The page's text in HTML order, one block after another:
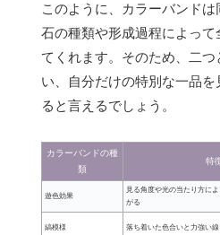
このように、カラーバンドは
石の種類や形成過程によっ
てくれます。そのため、二
い、自分だけの特別な一品
ると言えるでしょう。
カラーバンドの種
類
特
遊色効果
見る角度や光の当たり方に
がる
縞模様 落ち着いた色合いと力強い線